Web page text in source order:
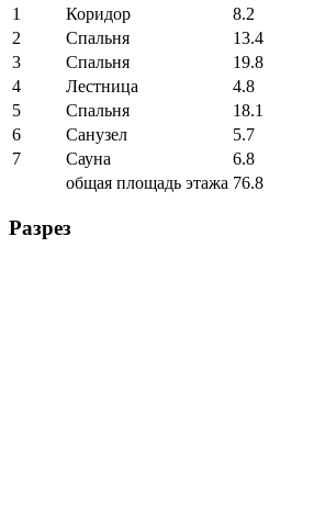
1
Коридор
8.2
2
Спальня
13.4
3
Спальня
19.8
4
Лестница
4.8
5
Спальня
18.1
6
Санузел
5.7
7
Сауна
6.8
общая площадь этажа 76.8
Разрез